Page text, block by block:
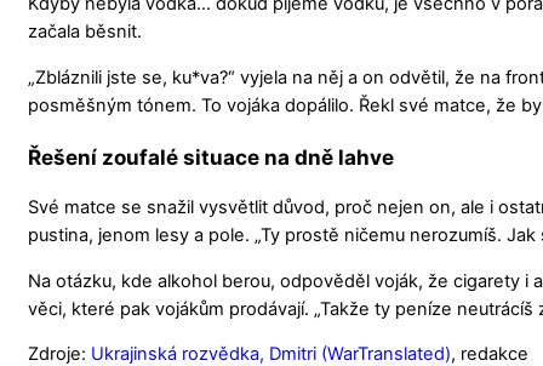
začala běsnit.
„Zbláznili jste se, ku*va?“ vyjela na něj a on odvětil, že na
posměšným tónem. To vojáka dopálilo. Řekl své matce, že
Řešení zoufalé situace na dně lahve
Své matce se snažil vysvětlit důvod, proč nejen on, ale i
pustina, jenom lesy a pole. „Ty prostě ničemu nerozumíš.
Na otázku, kde alkohol berou, odpověděl voják, že cigarety
věci, které pak vojákům prodávají. „Takže ty peníze
Zdroje: Ukrajinská rozvědka, Dmitri (WarTranslated), redakce